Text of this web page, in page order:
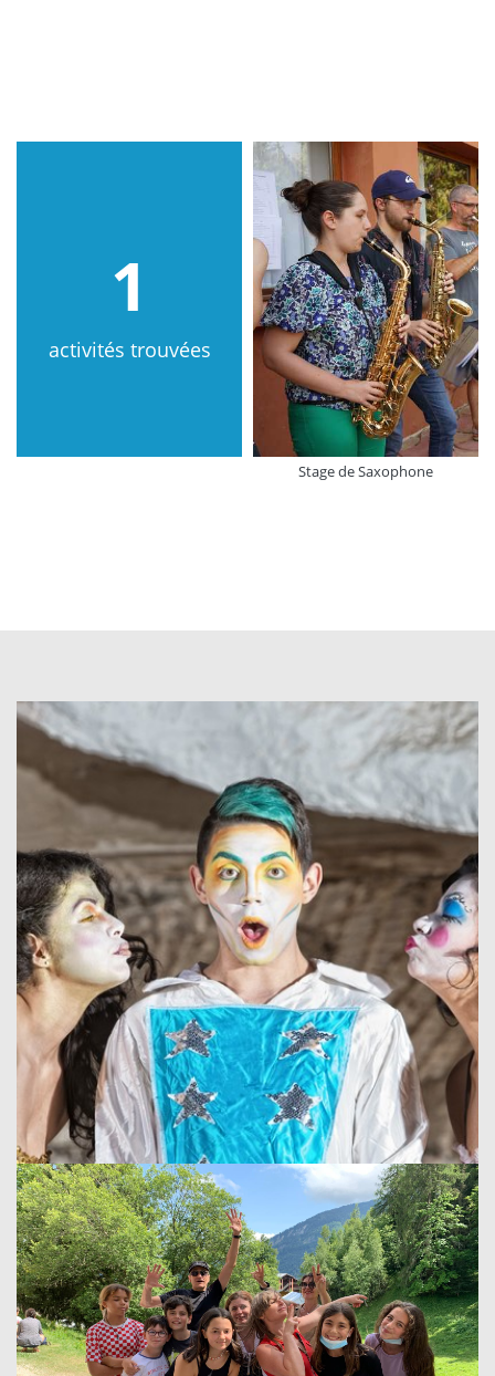
1
activités trouvées
Stage de Saxophone